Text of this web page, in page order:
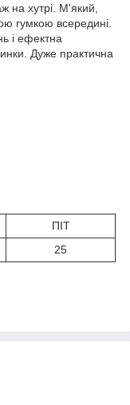
на хутрі. М'який,
гумкою всередині.
і ефектна
Дуже практична
ПІТ
25